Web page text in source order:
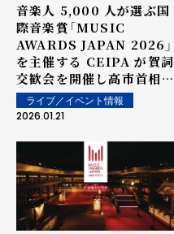
音楽人 5,000 人が選ぶ国
際音楽賞「MUSIC
AWARDS JAPAN 2026」
を主催する CEIPA が賀詞
交歓会を開催し高市首相が
「日本の音楽を世界の高み
へ」と期待
ライブ／イベント情報
2026.01.21